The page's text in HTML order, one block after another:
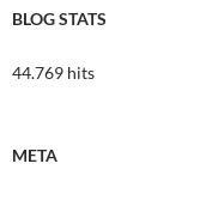
BLOG STATS
44.769 hits
META